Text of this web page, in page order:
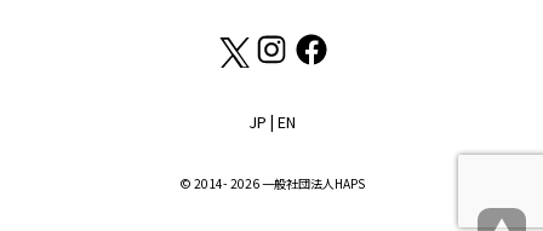
▲
JP | EN
© 2014- 2026 一般社団法人HAPS